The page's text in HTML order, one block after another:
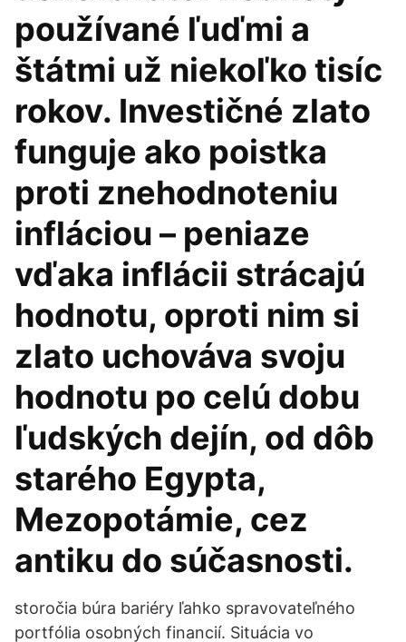
používané ľuďmi a
štátmi už niekoľko tisíc
rokov. Investičné zlato
funguje ako poistka
proti znehodnoteniu
infláciou – peniaze
vďaka inflácii strácajú
hodnotu, oproti nim si
zlato uchováva svoju
hodnotu po celú dobu
ľudských dejín, od dôb
starého Egypta,
Mezopotámie, cez
antiku do súčasnosti.
storočia búra bariéry ľahko spravovateľného
portfólia osobných financií. Situácia vo